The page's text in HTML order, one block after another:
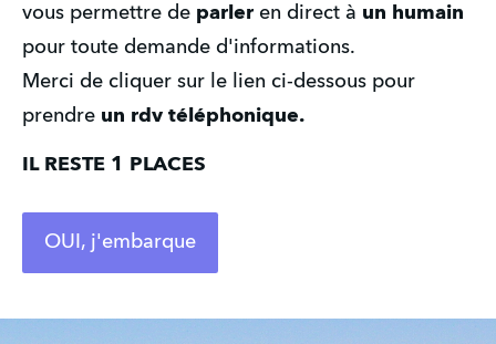
vous permettre de parler en direct à
pour toute demande d'informations.
Merci de cliquer sur le lien ci-dessous pour
prendre un rdv téléphonique.
IL RESTE 1 PLACES
OUI, j'embarque